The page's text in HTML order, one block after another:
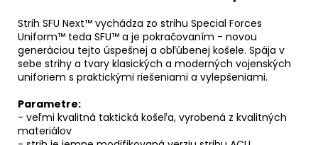
Strih SFU Next™ vychádza zo strihu Special Forces
Uniform™ teda SFU™ a je pokračovaním - novou
generáciou tejto úspešnej a obľúbenej košele. Spája v
sebe strihy a tvary klasických a moderných vojenských
uniforiem s praktickými riešeniami a vylepšeniami.
Parametre:
- veľmi kvalitná taktická košeľa, vyrobená z kvalitných
materiálov